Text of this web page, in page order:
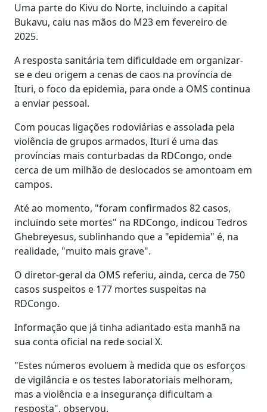
Uma parte do Kivu do Norte, incluindo a capital
Bukavu, caiu nas mãos do M23 em fevereiro de
2025.
A resposta sanitária tem dificuldade em organizar-
se e deu origem a cenas de caos na província de
Ituri, o foco da epidemia, para onde a OMS continua
a enviar pessoal.
Com poucas ligações rodoviárias e assolada pela
violência de grupos armados, Ituri é uma das
províncias mais conturbadas da RDCongo, onde
cerca de um milhão de deslocados se amontoam em
campos.
Até ao momento, "foram confirmados 82 casos,
incluindo sete mortes" na RDCongo, indicou Tedros
Ghebreyesus, sublinhando que a "epidemia" é, na
realidade, "muito mais grave".
O diretor-geral da OMS referiu, ainda, cerca de 750
casos suspeitos e 177 mortes suspeitas na
RDCongo.
Informação que já tinha adiantado esta manhã na
sua conta oficial na rede social X.
"Estes números evoluem à medida que os esforços
de vigilância e os testes laboratoriais melhoram,
mas a violência e a insegurança dificultam a
resposta", observou.